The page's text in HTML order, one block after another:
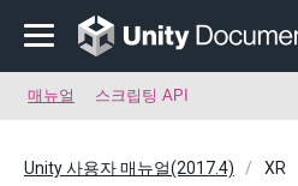
매뉴얼 스크립팅 API
Unity 사용자 매뉴얼(2017.4) XR